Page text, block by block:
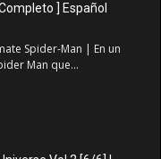
] Español
Spider-Man | En un
Man que...